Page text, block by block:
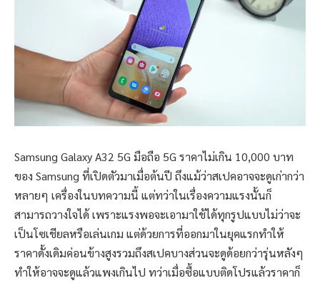
Samsung Galaxy A32 5G มือถือ 5G ราคาไม่เกิน 10,000 บาท
ของ Samsung ที่เปิดตัวมาเมื่อต้นปี ถึงแม้ว่าสเปคอาจจะดูเก่ากว่า
หลายๆ เครื่องในบทความนี้ แต่ทว่าในเรื่องความแรงนั้นก็
สามารถวางใจได้ เพราะแรงพอจะเอามาใช้ได้ทุกรูปแบบไม่ว่าจะ
เป็นโซเชียลหรือเล่นเกม แต่ด้วยการที่ออกมาในยุคแรกทำให้
ราคาดั้งเดิมค่อนข้างสูงรวมถึงสเปคบางส่วนจะดูด้อยกว่ารุ่นหลังๆ
ทำให้อาจจะดูแล้วแพงเกินไป ทว่าเมื่อซื้อแบบติดโปรแล้วราคาก็